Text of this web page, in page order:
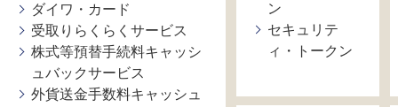
ダイワ・カード
受取りらくらくサービス
株式等預替手続料キャッシ
ュバックサービス
外貨送金手数料キャッシュ
ン
セキュリテ
ィ・トークン